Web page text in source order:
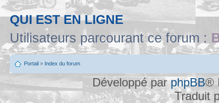
QUI EST EN LIGNE
Utilisateurs parcourant ce forum :
Portail » Index du forum
Développé parphpBB®
Traduit